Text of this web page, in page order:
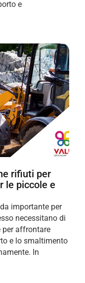
e
rifiuti per
le piccole e
importante per
necessitano di
per affrontare
e lo smaltimento
In